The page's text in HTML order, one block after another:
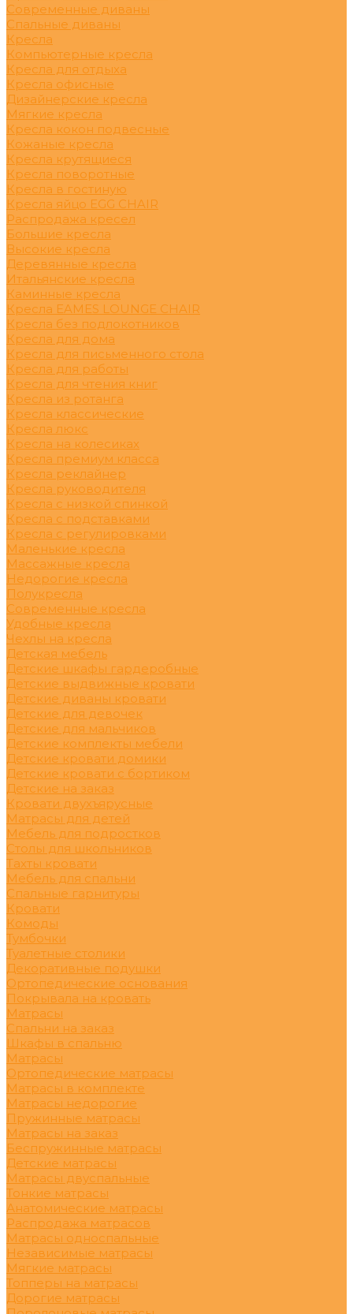
Современные диваны
Спальные диваны
Кресла
Компьютерные кресла
Кресла для отдыха
Кресла офисные
Дизайнерские кресла
Мягкие кресла
Кресла кокон подвесные
Кожаные кресла
Кресла крутящиеся
Кресла поворотные
Кресла в гостиную
Кресла яйцо EGG CHAIR
Распродажа кресел
Большие кресла
Высокие кресла
Деревянные кресла
Итальянские кресла
Каминные кресла
Кресла EAMES LOUNGE CHAIR
Кресла без подлокотников
Кресла для дома
Кресла для письменного стола
Кресла для работы
Кресла для чтения книг
Кресла из ротанга
Кресла классические
Кресла люкс
Кресла на колесиках
Кресла премиум класса
Кресла реклайнер
Кресла руководителя
Кресла с низкой спинкой
Кресла с подставками
Кресла с регулировками
Маленькие кресла
Массажные кресла
Недорогие кресла
Полукресла
Современные кресла
Удобные кресла
Чехлы на кресла
Детская мебель
Детские шкафы гардеробные
Детские выдвижные кровати
Детские диваны кровати
Детские для девочек
Детские для мальчиков
Детские комплекты мебели
Детские кровати домики
Детские кровати с бортиком
Детские на заказ
Кровати двухъярусные
Матрасы для детей
Мебель для подростков
Столы для школьников
Тахты кровати
Мебель для спальни
Спальные гарнитуры
Кровати
Комоды
Тумбочки
Туалетные столики
Декоративные подушки
Ортопедические основания
Покрывала на кровать
Матрасы
Спальни на заказ
Шкафы в спальню
Матрасы
Ортопедические матрасы
Матрасы в комплекте
Матрасы недорогие
Пружинные матрасы
Матрасы на заказ
Беспружинные матрасы
Детские матрасы
Матрасы двуспальные
Тонкие матрасы
Анатомические матрасы
Распродажа матрасов
Матрасы односпальные
Независимые матрасы
Мягкие матрасы
Топперы на матрасы
Дорогие матрасы